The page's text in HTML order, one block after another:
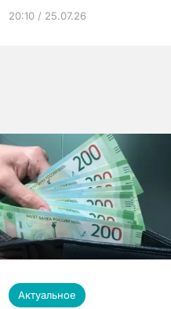
20:10 / 25.07.26
Актуальное